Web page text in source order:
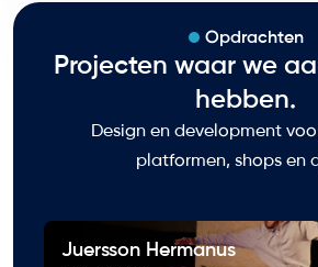
Opdrachten
Projecten waar we
hebben.
Design en development
platformen, shops en
Juersson Hermanus